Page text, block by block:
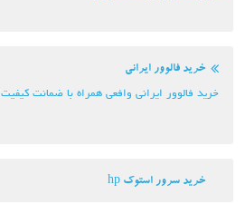
خرید فالوور ایرانی
خرید فالوور ایرانی وافعی همراه با ضمانت کیفیت
خرید سرور استوک hp